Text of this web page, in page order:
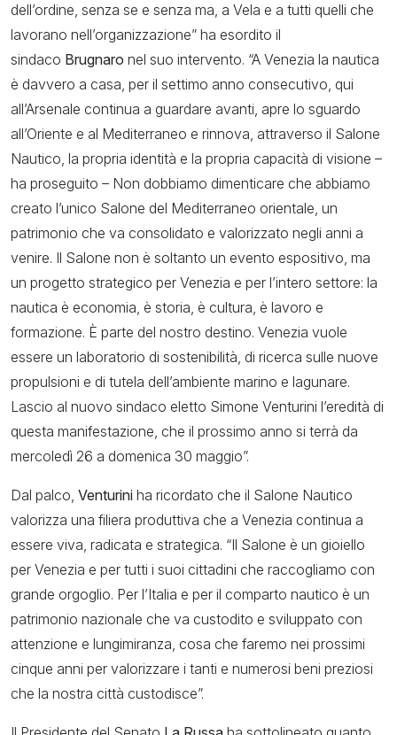
dell’ordine, senza se e senza ma, a Vela e a tutti quelli che
lavorano nell’organizzazione” ha esordito il
sindaco Brugnaro nel suo intervento. “A Venezia la nautica
è davvero a casa, per il settimo anno consecutivo, qui
all’Arsenale continua a guardare avanti, apre lo sguardo
all’Oriente e al Mediterraneo e rinnova, attraverso il Salone
Nautico, la propria identità e la propria capacità di visione –
ha proseguito – Non dobbiamo dimenticare che abbiamo
creato l’unico Salone del Mediterraneo orientale, un
patrimonio che va consolidato e valorizzato negli anni a
venire. Il Salone non è soltanto un evento espositivo, ma
un progetto strategico per Venezia e per l’intero settore: la
nautica è economia, è storia, è cultura, è lavoro e
formazione. È parte del nostro destino. Venezia vuole
essere un laboratorio di sostenibilità, di ricerca sulle nuove
propulsioni e di tutela dell’ambiente marino e lagunare.
Lascio al nuovo sindaco eletto Simone Venturini l’eredità di
questa manifestazione, che il prossimo anno si terrà da
mercoledì 26 a domenica 30 maggio”.
Dal palco, Venturini ha ricordato che il Salone Nautico
valorizza una filiera produttiva che a Venezia continua a
essere viva, radicata e strategica. “Il Salone è un gioiello
per Venezia e per tutti i suoi cittadini che raccogliamo con
grande orgoglio. Per l’Italia e per il comparto nautico è un
patrimonio nazionale che va custodito e sviluppato con
attenzione e lungimiranza, cosa che faremo nei prossimi
cinque anni per valorizzare i tanti e numerosi beni preziosi
che la nostra città custodisce”.